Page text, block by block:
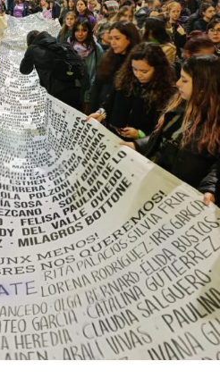
y vecinos que
un territorio en disputa.